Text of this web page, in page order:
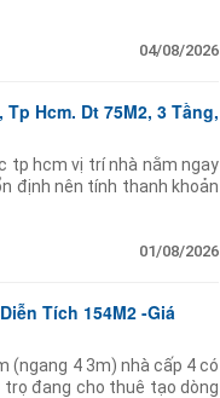
04/08/2026
Hcm. Dt 75M2, 3 Tầng,
tp hcm vị trí nhà nằm ngay
định nên tính thanh khoản
01/08/2026
Tích 154M2 -Giá
(ngang 4 3m) nhà cấp 4 có
đang cho thuê tạo dòng